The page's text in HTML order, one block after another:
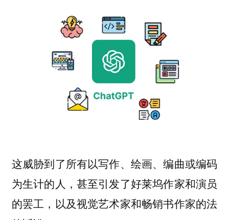
这威胁到了所有以写作、绘画、编曲或编码
为生计的人，甚至引发了好莱坞作家和演员
的罢工，以及视觉艺术家和畅销书作家的法